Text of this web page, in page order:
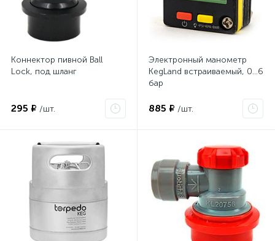
Коннектор пивной Ball
Lock, под шланг
295 ₽ /шт.
Электронный манометр
KegLand встраиваемый, 0…6
бар
885 ₽ /шт.